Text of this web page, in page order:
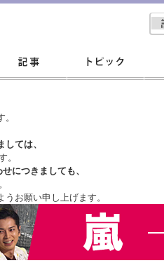
ては、
。
につきましても、
お願い申し上げます。